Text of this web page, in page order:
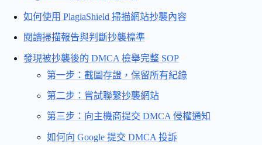
如何使用 PlagiaShield 掃描網站抄襲內容
閱讀掃描報告與判斷抄襲標準
發現被抄襲後的 DMCA 檢舉完整 SOP
第一步：截圖存證，保留所有紀錄
第二步：嘗試聯繫抄襲網站
第三步：向主機商提交 DMCA 侵權通知
如何向 Google 提交 DMCA 投訴